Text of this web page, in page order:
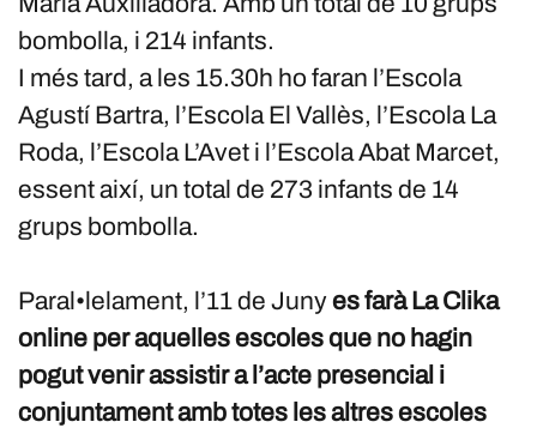
bombolla, i 214 infants.
I més tard, a les 15.30h ho faran l’Escola
Agustí Bartra, l’Escola El Vallès, l’Escola La
Roda, l’Escola L’Avet i l’Escola Abat Marcet,
essent així, un total de 273 infants de 14
grups bombolla.
Paral•lelament, l’11 de Junyes farà La Clika
online per aquelles escoles que no hagin
pogut venir assistir a l’acte presencial i
conjuntament amb totes les altres escoles